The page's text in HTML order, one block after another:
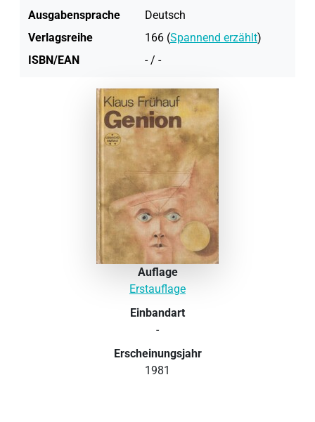
Ausgabensprache
Deutsch
Verlagsreihe
166 (Spannend erzählt)
ISBN/EAN
- / -
Auflage
Erstauflage
Einbandart
-
Erscheinungsjahr
1981